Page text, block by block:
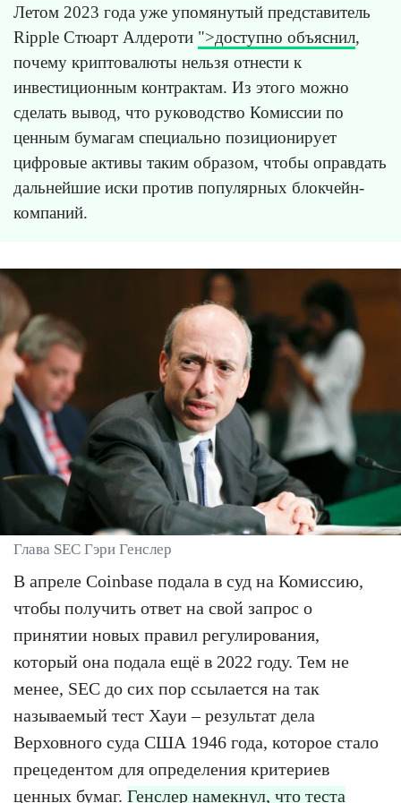
Летом 2023 года уже упомянутый представитель
Ripple Стюарт Алдероти ">доступно объяснил,
почему криптовалюты нельзя отнести к
инвестиционным контрактам. Из этого можно
сделать вывод, что руководство Комиссии по
ценным бумагам специально позиционирует
цифровые активы таким образом, чтобы оправдать
дальнейшие иски против популярных блокчейн-
компаний.
Глава SEC Гэри Генслер
В апреле Coinbase подала в суд на Комиссию,
чтобы получить ответ на свой запрос о
принятии новых правил регулирования,
который она подала ещё в 2022 году. Тем не
менее, SEC до сих пор ссылается на так
называемый тест Хауи – результат дела
Верховного суда США 1946 года, которое стало
прецедентом для определения критериев
ценных бумаг. Генслер намекнул, что теста